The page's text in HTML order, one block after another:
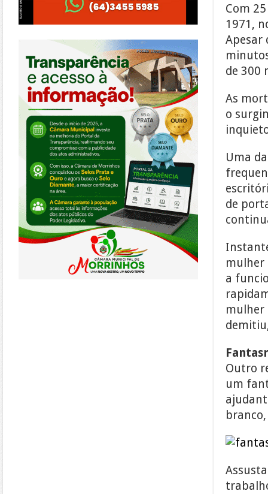
Com
1971,
Apesar
de 300
As
o
Uma
de
mulher
a
mulher
Outro
um
https://morrinhos.go.leg.br/